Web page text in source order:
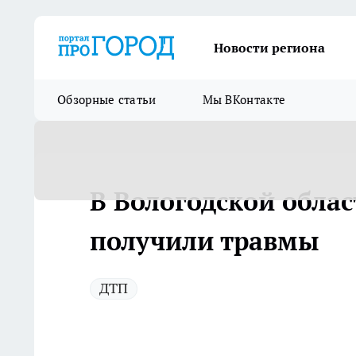
Новости региона
Обзорные статьи Мы ВКонтакте
В Вологодской
получили травмы
ДТП